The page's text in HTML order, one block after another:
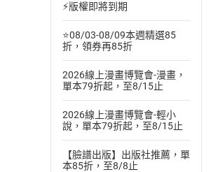
⚡版權即將到期
⭐08/03-08/09本週精選85
折，領券再85折
2026線上漫畫博覽會-漫畫，
單本79折起，至8/15止
2026線上漫畫博覽會-輕小
說，單本79折起，至8/15止
【臉譜出版】出版社推薦，單
本85折，至8/8止